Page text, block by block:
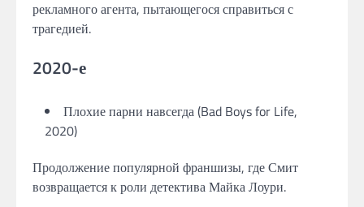
рекламного агента, пытающегося справиться с
трагедией.
2020-е
Плохие парни навсегда (Bad Boys for Life,
2020)
Продолжение популярной франшизы, где Смит
возвращается к роли детектива Майка Лоури.